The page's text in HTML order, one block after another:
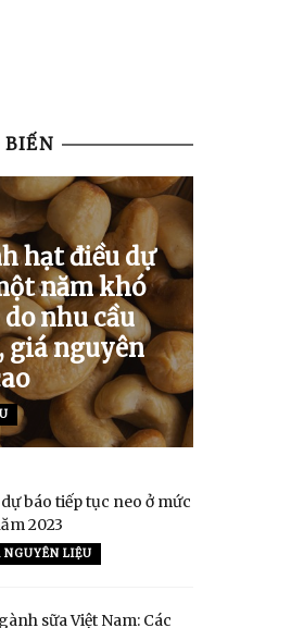
BIẾN
hạt điều dự
năm khó
nhu cầu
giá nguyên
báo tiếp tục neo ở mức
2023
NGUYÊN LIỆU
sữa Việt Nam: Các